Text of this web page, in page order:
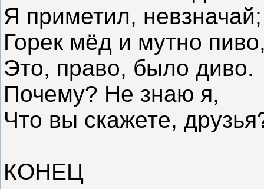
Я приметил, невзначай;
Горек мёд и мутно
Это, право, было диво.
Почему? Не знаю я,
Что вы скажете,
КОНЕЦ